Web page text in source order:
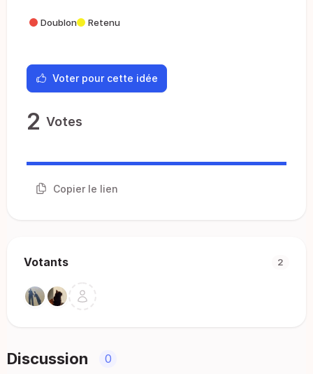
Doublon Retenu
Voter pour cette idée
2 Votes
Copier le lien
Votants 2
Discussion 0